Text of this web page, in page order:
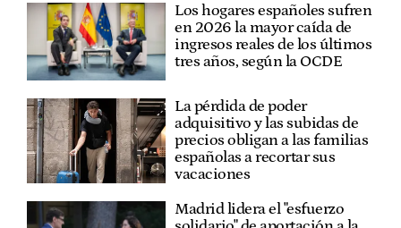
Los hogares españoles sufren
en 2026 la mayor caída de
ingresos reales de los últimos
tres años, según la OCDE
La pérdida de poder
adquisitivo y las subidas de
precios obligan a las familias
españolas a recortar sus
vacaciones
Madrid lidera el "esfuerzo